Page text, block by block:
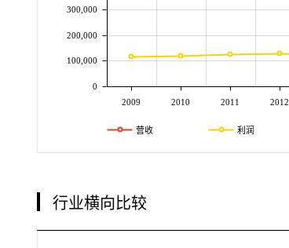
2009 2010 2011 2012
0
100,000
200,000
300,000
营收 利润
行业横向比较